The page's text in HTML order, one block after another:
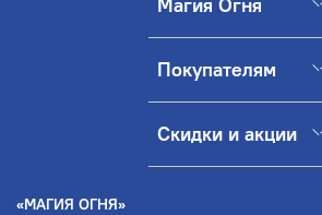
Магия Огня
Покупателям
Скидки и акции
«МАГИЯ ОГНЯ»